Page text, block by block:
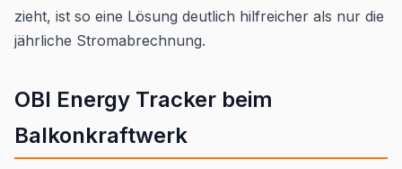
zieht, ist so eine Lösung deutlich hilfreicher als nur die
jährliche Stromabrechnung.
OBI Energy Tracker beim
Balkonkraftwerk